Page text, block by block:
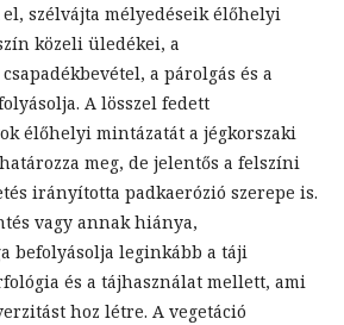
szélvájta mélyedéseik élőhelyi
közeli üledékei, a
a párolgás és a
A lösszel fedett
élőhelyi mintázatát a jégkorszaki
meg, de jelentős a felszíni
irányította padkaerózió szerepe is.
vagy annak hiánya,
befolyásolja leginkább a táji
és a tájhasználat mellett, ami
hoz létre. A vegetáció